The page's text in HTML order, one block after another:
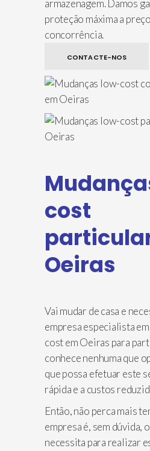
armazenagem. Damos
proteção máxima a
concorrência.
CONTACTE-NOS
cost
Oeiras
Vai mudar de casa e
empresa especialista
cost em Oeiras para
conhece nenhuma que
que possa efetuar este
rápida e a custos
Então, não perca mais
empresa é, sem dúvida,
necessita para realizar